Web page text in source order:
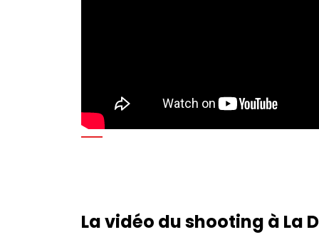
La vidéo du shooting à La